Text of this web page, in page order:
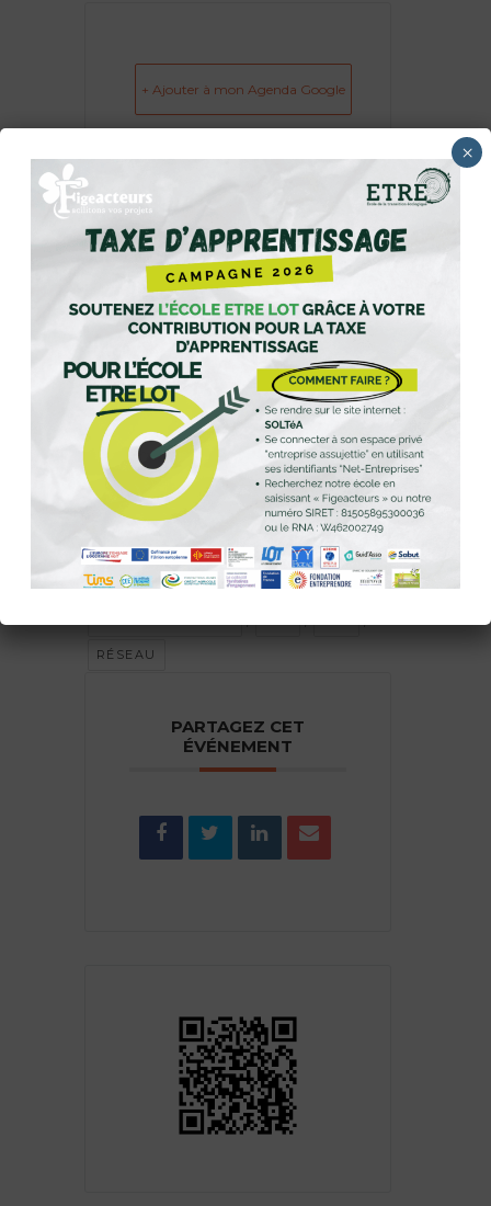
+ Ajouter à mon Agenda Google
+ iCal / Outlook export
39
JOURS
3
HEURES
52
MINUTES
13
SECONDES
Étiquettes : CRÉATION D'ENTREPRISE
RÉSEAU
PARTAGEZ CET
ÉVÉNEMENT
×